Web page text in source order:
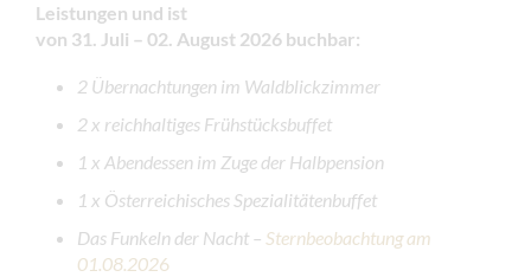
Leistungen und ist
von 31. Juli – 02. August 2026 buchbar:
2 Übernachtungen im Waldblickzimmer
2 x reichhaltiges Frühstücksbuffet
1 x Abendessen im Zuge der Halbpension
1 x Österreichisches Spezialitätenbuffet
Das Funkeln der Nacht – Sternbeobachtung am
01.08.2026